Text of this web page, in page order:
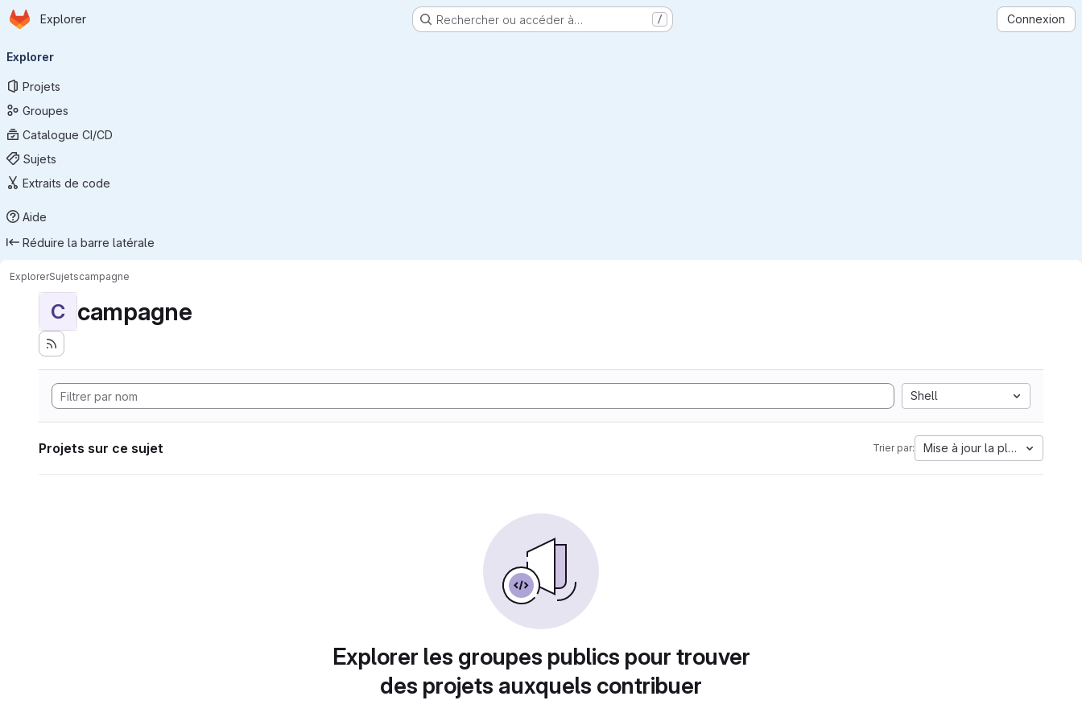
Passer au contenu principal
Page d'accueil
Explorer Rechercher ou accéder à… / Connexion
principale
Explorer
Projets
Groupes
Catalogue CI/CD
Sujets
Extraits de code
Aide
Réduire la barre latérale
ExplorerSujetscampagne
C campagne
Shell
Projets sur ce sujet Trier par: Mise à jour la plus ancienne
Explorer les groupes publics pour trouver
des projets auxquels contribuer